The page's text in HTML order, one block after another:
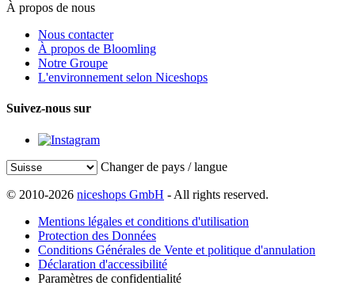
À propos de nous
Nous contacter
À propos de Bloomling
Notre Groupe
L'environnement selon Niceshops
Suivez-nous sur
Changer de pays / langue
© 2010-2026 niceshops GmbH - All rights reserved.
Mentions légales et conditions d'utilisation
Protection des Données
Conditions Générales de Vente et politique d'annulation
Déclaration d'accessibilité
Paramètres de confidentialité